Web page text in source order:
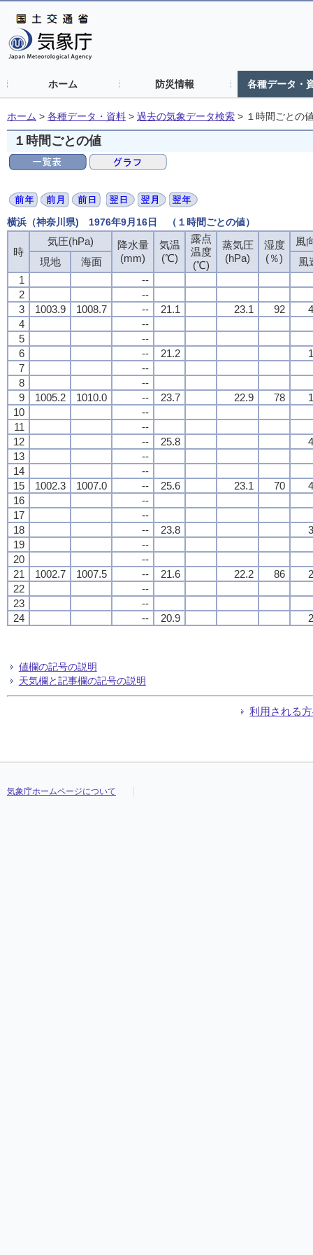
ホーム 防災情報 各種データ・
ホーム > 各種データ・資料 > 過去の気象データ検索 > １時間ごとの
１時間ごとの値
横浜（神奈川県) 1976年9月16日 （１時間ごとの値）
時
気圧(hPa)
降水量
(mm)
気温
(℃)
露点
温度
(℃)
蒸気圧
(hPa)
湿度
(％)
風
現地
海面
風
1
--
2
--
3
1003.9 1008.7 -- 21.1 23.1 92
4
--
5
--
6
-- 21.2
7
--
8
--
9
1005.2 1010.0 -- 23.7 22.9 78
10
--
11
--
12
-- 25.8
13
--
14
--
15
1002.3 1007.0 -- 25.6 23.1 70
16
--
17
--
18
-- 23.8
19
--
20
--
21
1002.7 1007.5 -- 21.6 22.2 86
22
--
23
--
24
-- 20.9
値欄の記号の説明
天気欄と記事欄の記号の説明
利用される
気象庁ホームページについて